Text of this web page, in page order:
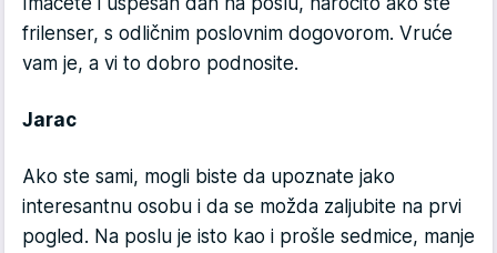
frilenser, s odličnim poslovnim dogovorom. Vruće
vam je, a vi to dobro podnosite.
Jarac
Ako ste sami, mogli biste da upoznate jako
interesantnu osobu i da se možda zaljubite na prvi
pogled. Na poslu je isto kao i prošle sedmice, manje